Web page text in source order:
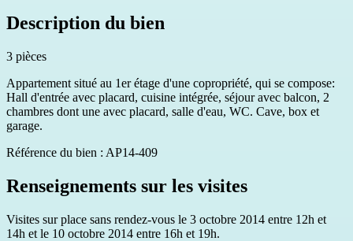
Description du bien
3 pièces
Appartement situé au 1er étage d'une copropriété, qui se compose:
Hall d'entrée avec placard, cuisine intégrée, séjour avec balcon, 2
chambres dont une avec placard, salle d'eau, WC. Cave, box et
garage.
Référence du bien : AP14-409
Renseignements sur les visites
Visites sur place sans rendez-vous le 3 octobre 2014 entre 12h et
14h et le 10 octobre 2014 entre 16h et 19h.